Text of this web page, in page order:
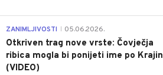
ZANIMLJIVOSTI 05.06.2026.
Otkriven trag nove vrste: Čovječja
ribica mogla bi ponijeti ime po
(VIDEO)